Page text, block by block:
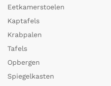
Eetkamerstoelen
Kaptafels
Krabpalen
Tafels
Opbergen
Spiegelkasten